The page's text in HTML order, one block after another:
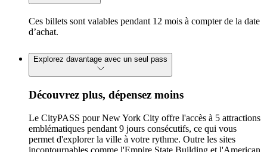
Ces billets sont valables pendant 12 mois à compter de la date
d’achat.
Explorez davantage avec un seul pass
Découvrez plus, dépensez moins
Le CityPASS pour New York City offre l'accès à 5 attractions
emblématiques pendant 9 jours consécutifs, ce qui vous
permet d'explorer la ville à votre rythme. Outre les sites
incontournables comme l'Empire State Building et l'American